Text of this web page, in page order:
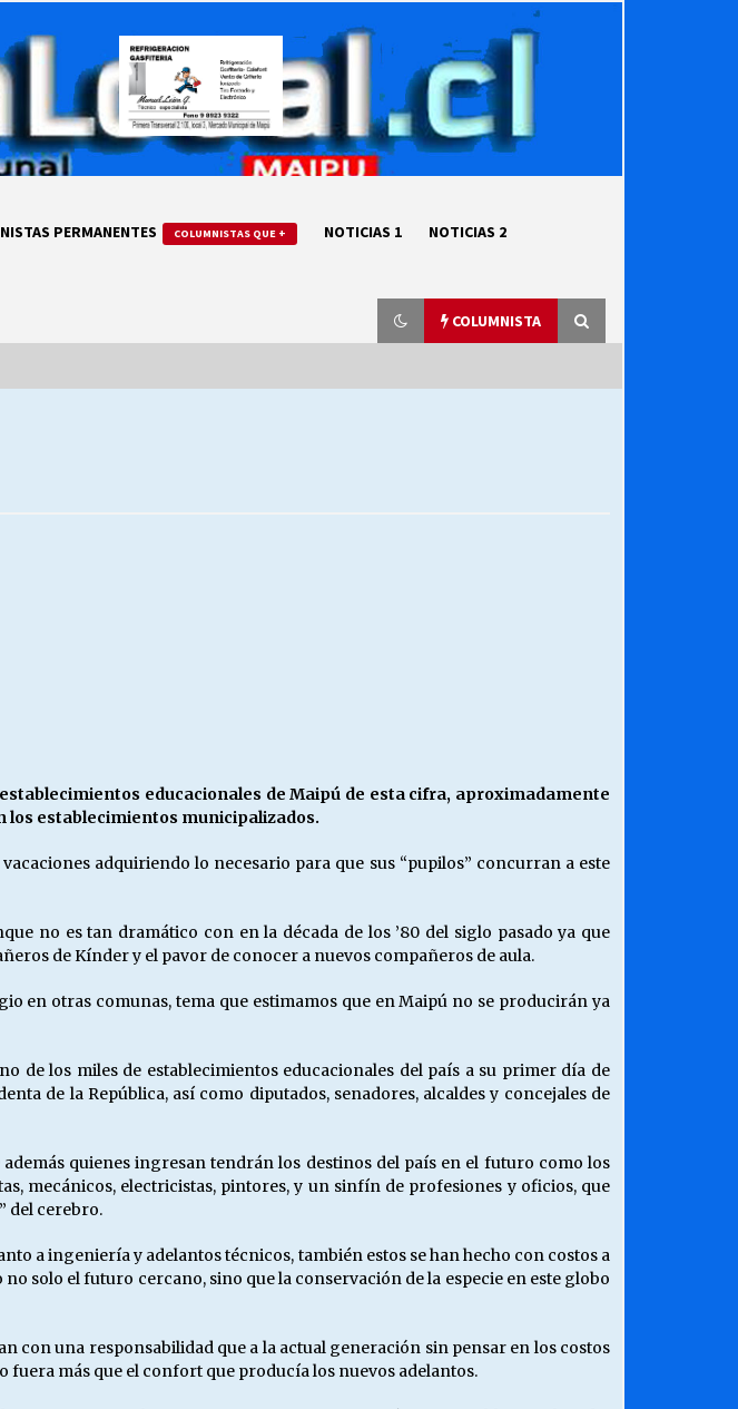
PERMANENTES COLUMNISTAS QUE + NOTICIAS 1 NOTICIAS 2
COLUMNISTA
educacionales de Maipú de esta cifra, aproximadamente
los establecimientos municipalizados.
adquiriendo lo necesario para que sus “pupilos” concurran a este
no es tan dramático con en la década de los ’80 del siglo pasado ya que
de Kínder y el pavor de conocer a nuevos compañeros de aula.
en otras comunas, tema que estimamos que en Maipú no se producirán ya
de los miles de establecimientos educacionales del país a su primer día de
de la República, así como diputados, senadores, alcaldes y concejales de
quienes ingresan tendrán los destinos del país en el futuro como los
mecánicos, electricistas, pintores, y un sinfín de profesiones y oficios, que
del cerebro.
a ingeniería y adelantos técnicos, también estos se han hecho con costos a
solo el futuro cercano, sino que la conservación de la especie en este globo
con una responsabilidad que a la actual generación sin pensar en los costos
más que el confort que producía los nuevos adelantos.